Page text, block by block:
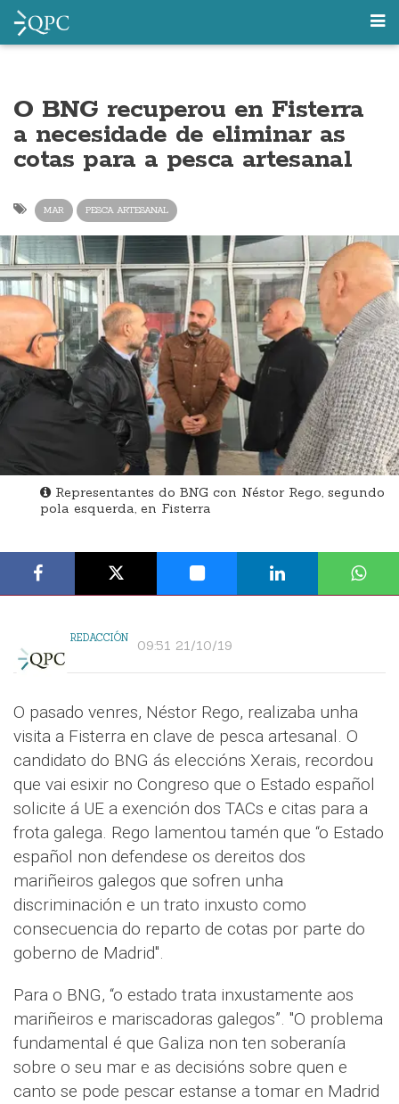
O BNG recuperou en Fisterra
a necesidade de eliminar as
cotas para a pesca artesanal
MAR PESCA ARTESANAL
Representantes do BNG con Néstor Rego, segundo
pola esquerda, en Fisterra
REDACCIÓN 09:51 21/10/19
O pasado venres, Néstor Rego, realizaba unha
visita a Fisterra en clave de pesca artesanal. O
candidato do BNG ás eleccións Xerais, recordou
que vai esixir no Congreso que o Estado español
solicite á UE a exención dos TACs e citas para a
frota galega. Rego lamentou tamén que “o Estado
español non defendese os dereitos dos
mariñeiros galegos que sofren unha
discriminación e un trato inxusto como
consecuencia do reparto de cotas por parte do
goberno de Madrid".
Para o BNG, “o estado trata inxustamente aos
mariñeiros e mariscadoras galegos”. "O problema
fundamental é que Galiza non ten soberanía
sobre o seu mar e as decisións sobre quen e
canto se pode pescar estanse a tomar en Madrid